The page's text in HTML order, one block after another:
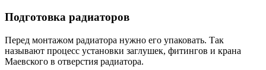
Подготовка радиаторов
Перед монтажом радиатора нужно его упаковать. Так
называют процесс установки заглушек, фитингов и крана
Маевского в отверстия радиатора.